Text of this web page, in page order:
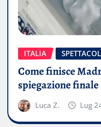
ITALIA
Come finisce
spiegazione finale
Luca Z. Lug